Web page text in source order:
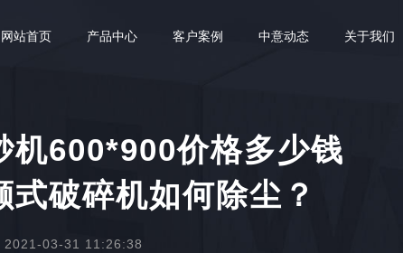
网站首页 产品中心 客户案例 中意动态 关于我们
机600*900价格多少钱
式破碎机如何除尘？
2021-03-31 11:26:38